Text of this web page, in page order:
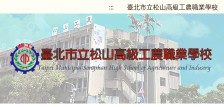
::: 臺北市立松山高級工農職業學校